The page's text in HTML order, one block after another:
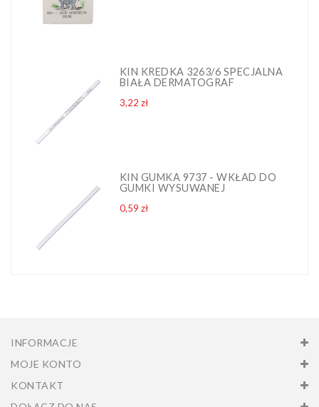
KIN KREDKA 3263/6 SPECJALNA
BIAŁA DERMATOGRAF
3,22 złCena
KIN GUMKA 9737 - WKŁAD DO
GUMKI WYSUWANEJ
0,59 złCena
INFORMACJE
MOJE KONTO
KONTAKT